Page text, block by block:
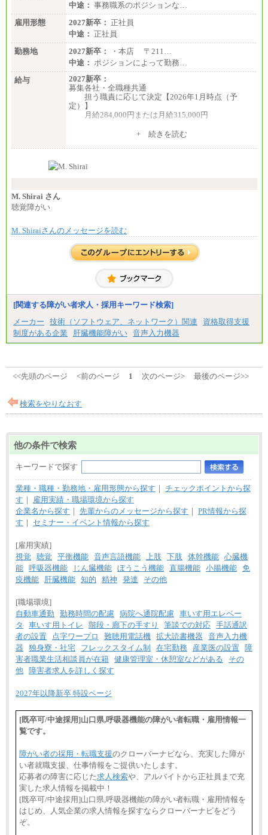
中途： 事務職系のポジションな…
雇用形態
2027新卒： 正社員
中途： 正社員
勤務地
2027新卒：
・本店 〒211…
中途： ポジションによって勤務…
給与
2027新卒：
募集各社・全職種共通
担う職責に応じて決定【2026年1月時点（予
定）】
月給284,000円または月給315,000円
※入社後早期から、自律的な業務遂行が求めら
す。
い職責を担う方については、さらに高い金額を個別
※上記に加え、所定労働時間外に勤務をした場
※試用期間中も給与に変更はございません。
＜募集各社・全職種共通＞
月給21万円以上～
※試用期間中の給与に変更はありません。
ます。
+ 続きを読む
M. Shirai さん
聴覚障がい
M. Shiraiさんのメッセージを読む
[関連する障がい者求人・採用キーワード検索]
メーカー
技術（ソフトウェア、ネットワーク）関連
資格取得支援
制度がある企業
肝臓機能障がい 音声入力機器
<<先頭のページ <前のページ 1 次のページ> 最後のページ>>
検索をやりなおす
他の条件で検索
キーワードで探す
業種・職種・勤務地・雇用形態から探す ｜ チェックポイントから探
す ｜
雇用実績・職場環境から探す
企業名から探す ｜ 先輩からのメッセージから探す ｜ PR情報から探
す ｜ セミナー・イベント情報から探す
[雇用実績]
視覚
聴覚 平衡機能 音声言語機能 上肢 下肢 体幹機能 心臓機
能 呼吸器機能 じん臓機能 ぼうこう機能 直腸機能 小腸機能 免
疫機能
肝臓機能 知的 精神 発達 その他
[職場環境]
自動車通勤
勤務時間の配慮 病院へ通院配慮 車いす用エレベー
タ
車いす用トイレ 階段・廊下の手すり 筆談での対応 手話通訳
者の設置
点字ワープロ 難聴用電話機 拡大読書機器
音声入力機
器
独身寮・社宅 フレックスタイム制 在宅勤務 産業医の設置
障
害者職業生活相談員が在籍 健康管理室・休憩室などがある
その
他
障害者求人を詳しく探す
2027年以降新卒 特設ページ
[既卒可/中途採用]山口県,呼吸器機能の障がい者転職・雇用情報一
覧です。
障がい者の採用・転職支援のクローバーナビなら、充実した障が
い者就職支援、仕事情報をご提供いたします。
応募者の障害に応じた求人検索や、アルバイトから正社員まで充
実した求人情報を掲載中！
[既卒可/中途採用]山口県,呼吸器機能の障がい者転職・雇用情報を
はじめ、人気企業の求人情報を探すならクローバーナビをどう
ぞ。